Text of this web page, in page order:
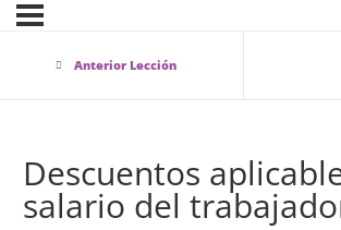
Anterior Lección
Descuentos
salario del